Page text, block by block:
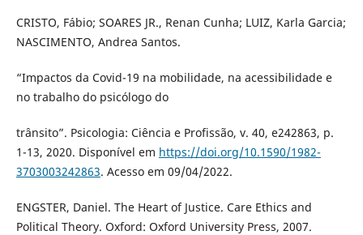
CRISTO, Fábio; SOARES JR., Renan Cunha; LUIZ, Karla Garcia;
NASCIMENTO, Andrea Santos.
“Impactos da Covid-19 na mobilidade, na acessibilidade e
no trabalho do psicólogo do
trânsito”. Psicologia: Ciência e Profissão, v. 40, e242863, p.
1-13, 2020. Disponível em https://doi.org/10.1590/1982-
3703003242863. Acesso em 09/04/2022.
ENGSTER, Daniel. The Heart of Justice. Care Ethics and
Political Theory. Oxford: Oxford University Press, 2007.